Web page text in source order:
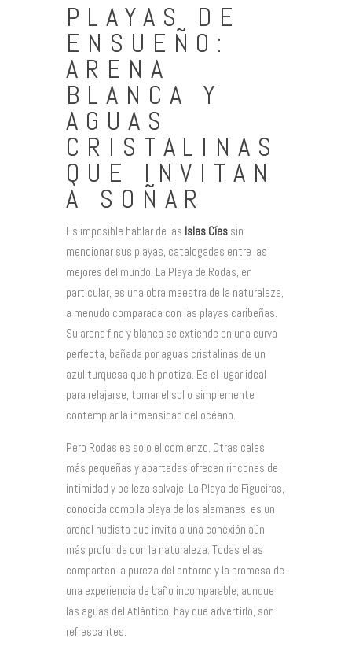
PLAYAS DE
ENSUEÑO:
ARENA
BLANCA Y
AGUAS
CRISTALINAS
QUE INVITAN
A SOÑAR
Es imposible hablar de las Islas Cíes sin
mencionar sus playas, catalogadas entre las
mejores del mundo. La Playa de Rodas, en
particular, es una obra maestra de la naturaleza,
a menudo comparada con las playas caribeñas.
Su arena fina y blanca se extiende en una curva
perfecta, bañada por aguas cristalinas de un
azul turquesa que hipnotiza. Es el lugar ideal
para relajarse, tomar el sol o simplemente
contemplar la inmensidad del océano.
Pero Rodas es solo el comienzo. Otras calas
más pequeñas y apartadas ofrecen rincones de
intimidad y belleza salvaje. La Playa de Figueiras,
conocida como la playa de los alemanes, es un
arenal nudista que invita a una conexión aún
más profunda con la naturaleza. Todas ellas
comparten la pureza del entorno y la promesa de
una experiencia de baño incomparable, aunque
las aguas del Atlántico, hay que advertirlo, son
refrescantes.